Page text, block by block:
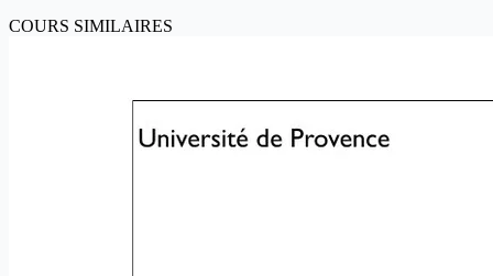
COURS SIMILAIRES